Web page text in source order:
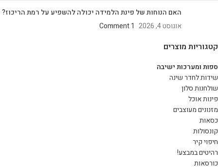
האם הנוחות של פינת הלמידה יכולה להשפיע על רמת הריכוז?
אוגוסט 4, 2026
1 Comment
קטגוריות מוצרים
ספות ומערכות ישיבה
שידות לחדר שינה
שולחנות סלון
פינות אוכל
מזנונים מעוצבים
כסאות
קונסולות
חיפוי קיר
רהיטים במבצע!
כורסאות